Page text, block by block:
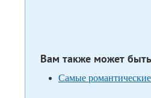
Вам также может
Самые